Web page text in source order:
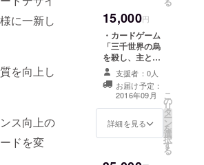
に一新し
を向上し
ス向上の
ドを変
見～つ
け
た！」
＋ス
テッ
カー ・
ボード
ゲーム
「かい
ち
ん」
＋
届けします。 他
のゲームでもご
使用頂けるよ
う、マットには
枠などを印刷し
ない形で作成し
ます。
15,000円
・カードゲーム
「三千世界の烏
を殺し、主と朝
寝がしてみた
い」新版 ・限定
プレイシート ・
限定ポスター プ
ロジェクトの限
定特典として、
支援者：0人
お届け予定：
2016年09月
詳細を見る
こ
の
リ
タ
ー
ン
を
選
択
す
る